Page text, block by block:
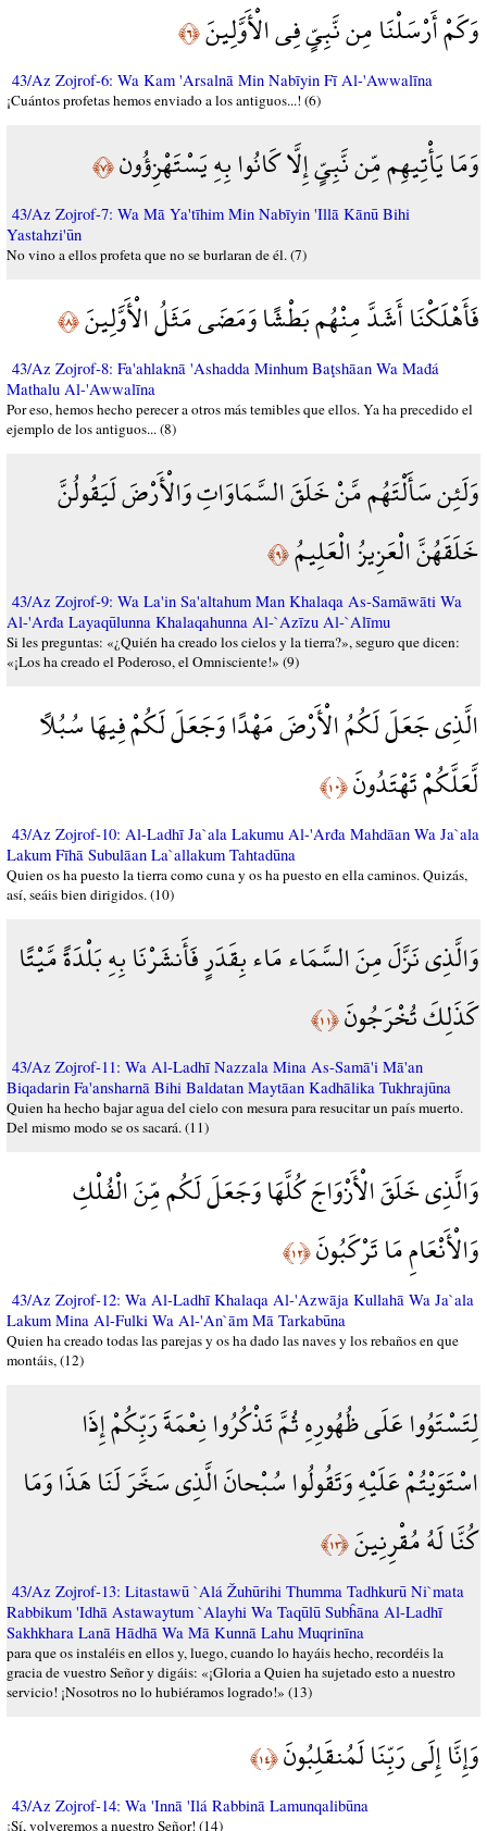
وَكَمْ أَرْسَلْنَا مِن نَّبِيٍّ فِي الْأَوَّلِينَ﴿٦﴾
43/Az Zojrof-6: Wa Kam 'Arsalnā Min Nabīyin Fī Al-'Awwalīna
¡Cuántos profetas hemos enviado a los antiguos...! (6)
وَمَا يَأْتِيهِم مِّن نَّبِيٍّ إِلَّا كَانُوا بِهِ يَسْتَهْزِؤُون﴿٧﴾
43/Az Zojrof-7: Wa Mā Ya'tīhim Min Nabīyin 'Illā Kānū Bihi
Yastahzi'ūn
No vino a ellos profeta que no se burlaran de él. (7)
فَأَهْلَكْنَا أَشَدَّ مِنْهُم بَطْشًا وَمَضَى مَثَلُ الْأَوَّلِينَ﴿٨﴾
43/Az Zojrof-8: Fa'ahlaknā 'Ashadda Minhum Baţshāan Wa Mađá
Mathalu Al-'Awwalīna
Por eso, hemos hecho perecer a otros más temibles que ellos. Ya ha precedido el
ejemplo de los antiguos... (8)
وَلَئِن سَأَلْتَهُم مَّنْ خَلَقَ السَّمَاوَاتِ وَالْأَرْضَ لَيَقُولُنَّ
خَلَقَهُنَّ الْعَزِيزُ الْعَلِيمُ﴿٩﴾
43/Az Zojrof-9: Wa La'in Sa'altahum Man Khalaqa As-Samāwāti Wa
Al-'Arđa Layaqūlunna Khalaqahunna Al-`Azīzu Al-`Alīmu
Si les preguntas: «¿Quién ha creado los cielos y la tierra?», seguro que dicen:
«¡Los ha creado el Poderoso, el Omnisciente!» (9)
الَّذِي جَعَلَ لَكُمُ الْأَرْضَ مَهْدًا وَجَعَلَ لَكُمْ فِيهَا سُبُلًا
لَّعَلَّكُمْ تَهْتَدُونَ﴿١٠﴾
43/Az Zojrof-10: Al-Ladhī Ja`ala Lakumu Al-'Arđa Mahdāan Wa Ja`ala
Lakum Fīhā Subulāan La`allakum Tahtadūna
Quien os ha puesto la tierra como cuna y os ha puesto en ella caminos. Quizás,
así, seáis bien dirigidos. (10)
وَالَّذِي نَزَّلَ مِنَ السَّمَاء مَاء بِقَدَرٍ فَأَنشَرْنَا بِهِ بَلْدَةً مَّيْتًا
كَذَلِكَ تُخْرَجُونَ﴿١١﴾
43/Az Zojrof-11: Wa Al-Ladhī Nazzala Mina As-Samā'i Mā'an
Biqadarin Fa'ansharnā Bihi Baldatan Maytāan Kadhālika Tukhrajūna
Quien ha hecho bajar agua del cielo con mesura para resucitar un país muerto.
Del mismo modo se os sacará. (11)
وَالَّذِي خَلَقَ الْأَزْوَاجَ كُلَّهَا وَجَعَلَ لَكُم مِّنَ الْفُلْكِ
وَالْأَنْعَامِ مَا تَرْكَبُونَ﴿١٢﴾
43/Az Zojrof-12: Wa Al-Ladhī Khalaqa Al-'Azwāja Kullahā Wa Ja`ala
Lakum Mina Al-Fulki Wa Al-'An`ām Mā Tarkabūna
Quien ha creado todas las parejas y os ha dado las naves y los rebaños en que
montáis, (12)
لِتَسْتَوُوا عَلَى ظُهُورِهِ ثُمَّ تَذْكُرُوا نِعْمَةَ رَبِّكُمْ إِذَا
اسْتَوَيْتُمْ عَلَيْهِ وَتَقُولُوا سُبْحانَ الَّذِي سَخَّرَ لَنَا هَذَا وَمَا
كُنَّا لَهُ مُقْرِنِينَ﴿١٣﴾
43/Az Zojrof-13: Litastawū `Alá Žuhūrihi Thumma Tadhkurū Ni`mata
Rabbikum 'Idhā Astawaytum `Alayhi Wa Taqūlū Subĥāna Al-Ladhī
Sakhkhara Lanā Hādhā Wa Mā Kunnā Lahu Muqrinīna
para que os instaléis en ellos y, luego, cuando lo hayáis hecho, recordéis la
gracia de vuestro Señor y digáis: «¡Gloria a Quien ha sujetado esto a nuestro
servicio! ¡Nosotros no lo hubiéramos logrado!» (13)
وَإِنَّا إِلَى رَبِّنَا لَمُنقَلِبُونَ﴿١٤﴾
43/Az Zojrof-14: Wa 'Innā 'Ilá Rabbinā Lamunqalibūna
¡Sí, volveremos a nuestro Señor! (14)